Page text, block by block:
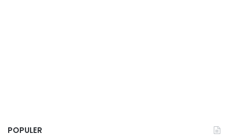
POPULER